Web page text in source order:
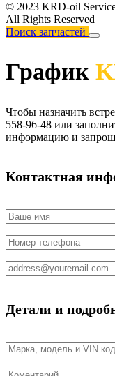
© 2023 KRD-oil
All Rights Reserved
Поиск запчастей
График
Чтобы назначить
558-96-48 или
информацию и
Контактная
Детали и